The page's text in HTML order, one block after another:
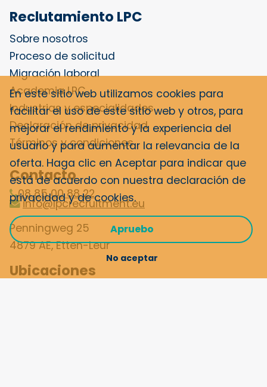
Reclutamiento LPC
Sobre nosotros
Proceso de solicitud
Migración laboral
Academia LPC
Industrias y especialidades
Declaración de privacidad
Términos y condiciones
Contacto
08 85 00 88 22
info@lpcrecruitment.eu
Penningweg 25
4879 AE, Etten-Leur
Ubicaciones
En este sitio web utilizamos cookies para
facilitar el uso de este sitio web y otros, para
mejorar el rendimiento y la experiencia del
usuario y para aumentar la relevancia de la
oferta. Haga clic en Aceptar para indicar que
está de acuerdo con nuestra declaración de
privacidad y de cookies.
Apruebo
No aceptar